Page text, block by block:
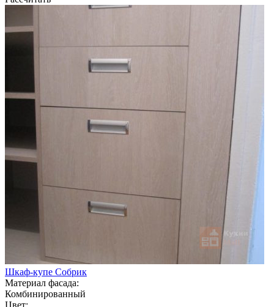
Шкаф-купе Собрик
Материал фасада:
Комбинированный
Цвет: